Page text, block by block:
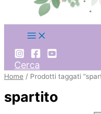
Cerca
Home / Prodotti taggati
spartito